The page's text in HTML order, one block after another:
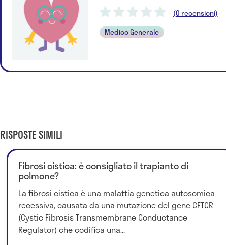
(0 recensioni)
Medico Generale
RISPOSTE SIMILI
Fibrosi cistica: è consigliato il trapianto di
polmone?
La fibrosi cistica è una malattia genetica autosomica
recessiva, causata da una mutazione del gene CFTCR
(Cystic Fibrosis Transmembrane Conductance
Regulator) che codifica una...